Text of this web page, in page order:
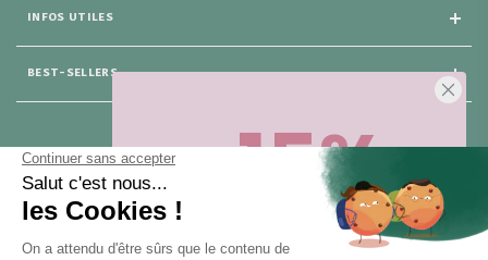
75 008 Paris
INFOS UTILES
BEST-SELLERS
-15%
Sur votre première commande,